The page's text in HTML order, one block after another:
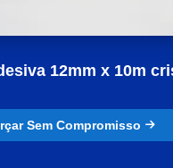
12mm x 10m
Sem Compromisso